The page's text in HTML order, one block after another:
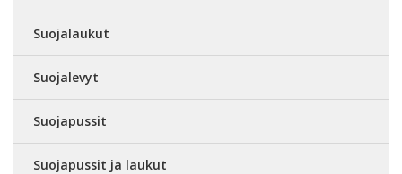
Suojalaukut
Suojalevyt
Suojapussit
Suojapussit ja laukut